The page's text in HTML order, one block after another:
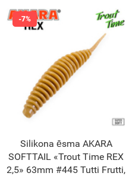
Silikona ēsma AKARA
SOFTTAIL «Trout Time REX
2,5» 63mm #445 Tutti Frutti,